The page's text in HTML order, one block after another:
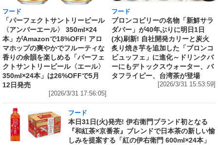
フード
「パーフェクトサントリービール
〈アンバーエール〉 350ml×24
本」がAmazonで18%OFF! アロ
マホップの爽やかでフルーティな
香りの余韻を楽しめる「パーフェ
クトサントリービール〈エール〉
350ml×24本」は26%OFFで5月
12日発売
[2026/3/31 17:56:05]
フード
ブロンコビリーの名物「新鮮サラ
ダバー」が40年ぶりに明日1日
(水)刷新! 自社開発カリーと炭火
炙り焼き芋を追加した「ブロンコ
ビュッフェ」に進化～ドリンクバ
ーにもデトックスウォーター、バ
タフライピー、台湾茶が登場
[2026/3/31 15:53:59]
フード
本日31日(火)発売! 伊右衛門ブランド初となる
『和紅茶×京番茶』ブレンドで日本茶の新しい愉
しみを提案する「紅の伊右衛門 600ml×24本」